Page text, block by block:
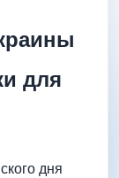
для
дня